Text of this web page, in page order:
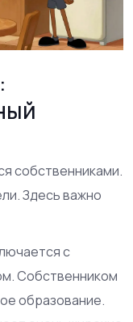
собственниками.
Здесь важно
с
Собственником
образование.